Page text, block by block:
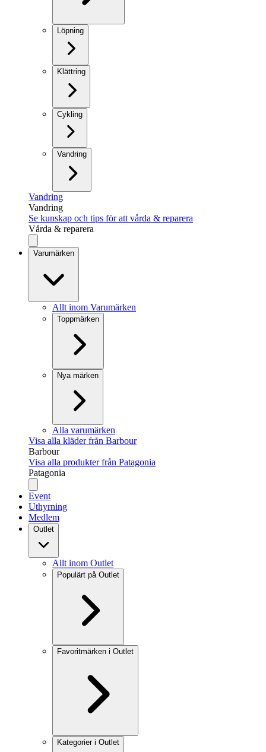
Löpning
Klättring
Cykling
Vandring
Vandring
Vandring
Se kunskap och tips för att vårda & reparera
Vårda & reparera
Varumärken
Allt inom Varumärken
Toppmärken
Nya märken
Alla varumärken
Visa alla kläder från Barbour
Barbour
Visa alla produkter från Patagonia
Patagonia
Event
Uthyrning
Medlem
Outlet
Allt inom Outlet
Populärt på Outlet
Favoritmärken i Outlet
Kategorier i Outlet